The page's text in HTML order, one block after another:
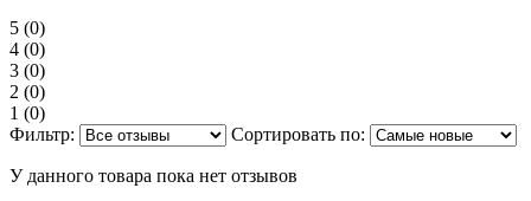
5 (0)
4 (0)
3 (0)
2 (0)
1 (0)
Фильтр:
Сортировать по:
У данного товара пока нет отзывов